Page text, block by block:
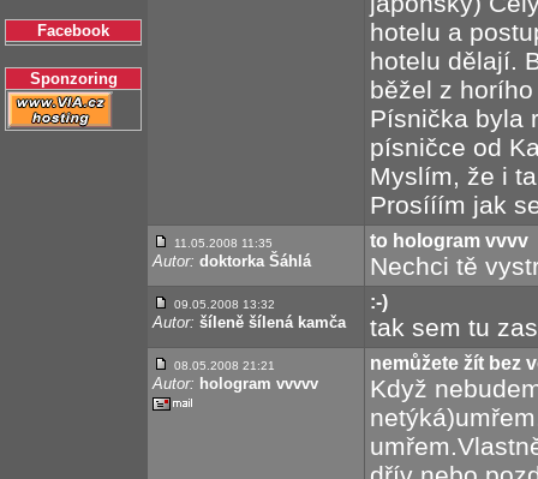
Facebook
Sponzoring
hotelu a
hotelu dělají.
běžel z
Písnička byla
písničce od
Myslím, že i
Prosííím jak
11.05.2008 11:35
Autor: doktorka Šáhlá
to hologram vvvv
Nechci tě
09.05.2008 13:32
Autor: šíleně šílená kamča
:-)
tak sem tu
08.05.2008 21:21
Autor: hologram vvvvv
nemůžete žít bez
Když